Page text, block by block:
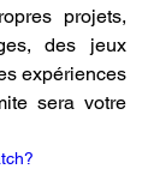
projets,
des jeux
expériences
sera votre